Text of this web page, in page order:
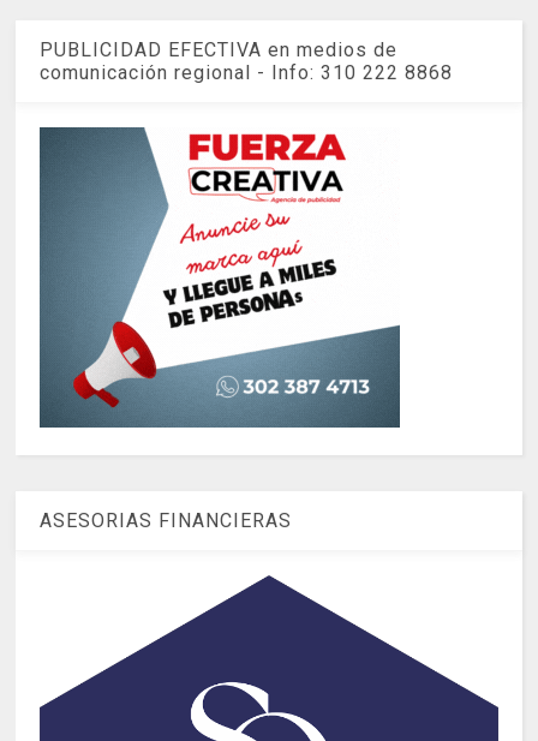
PUBLICIDAD EFECTIVA en medios de
comunicación regional - Info: 310 222 8868
ASESORIAS FINANCIERAS